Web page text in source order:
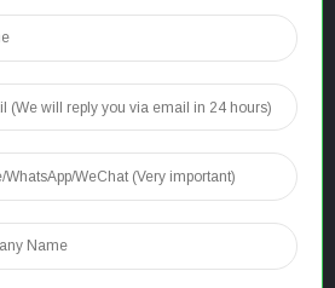
CONTACTEZ-NOUS
Tél.+86 13641976142
Adresse : No. 253 Yulv
Road, Jiading Area,